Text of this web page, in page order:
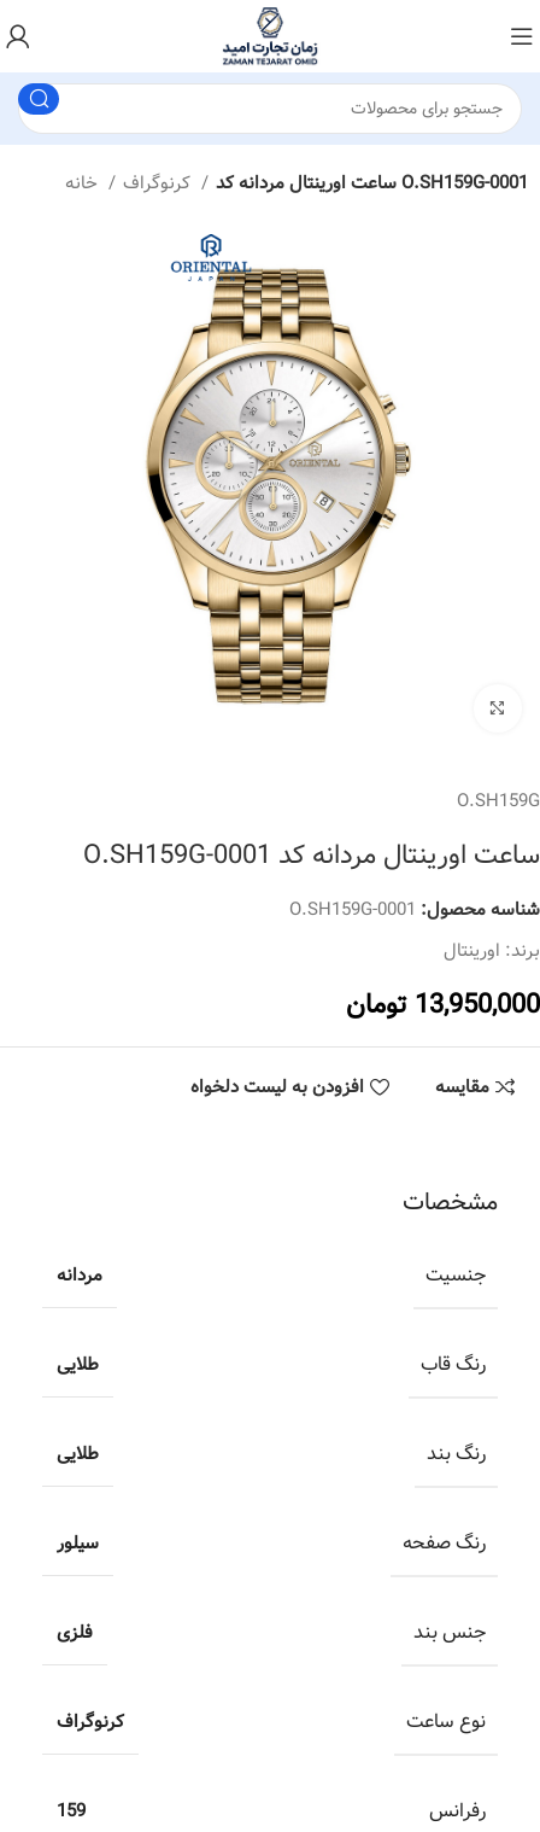
کرنوگراف ساعت اورینتال مردانه کد O.SH159G-0001
برای بزرگنمایی کلیک کنید
O.SH159G
ساعت اورینتال مردانه کد O.SH159G-0001
شناسه محصول: O.SH159G-0001
برند: اورینتال
13,950,000 تومان
مقایسه افزودن به لیست دلخواه
مشخصات
جنسیت مردانه
رنگ قاب طلایی
رنگ بند طلایی
رنگ صفحه سیلور
جنس بند فلزی
نوع ساعت کرنوگراف
رفرانس 159